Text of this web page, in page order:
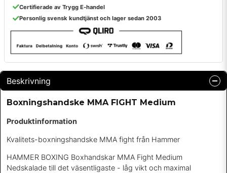
Certifierade av Trygg E-handel
Personlig svensk kundtjänst och lager sedan 2003
Beskrivning
Boxningshandske MMA FIGHT Medium
Produktinformation
Kvalitets-boxningshandske MMA fight från Hammer
HAMMER BOXING Boxhandskar MMA Fight Medium
Nedskalade till det väsentligaste - låg vikt och maximal